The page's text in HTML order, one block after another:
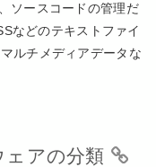
ソースコードの管理だ
などのテキストファイ
ルチメディアデータな
ェアの分類